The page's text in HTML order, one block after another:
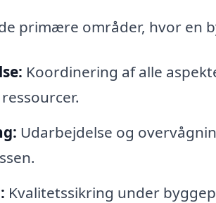
primære områder, hvor en
Koordinering af alle
Udarbejdelse og
Kvalitetssikring under